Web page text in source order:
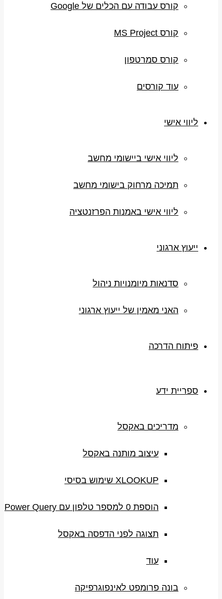
קורס עבודה עם הכלים של Google
קורס MS Project
קורס סמרטפון
עוד קורסים
ליווי אישי
ליווי אישי ביישומי מחשב
תמיכה מרחוק בישומי מחשב
ליווי אישי באמנות הפרזנטציה
ייעוץ ארגוני
סדנאות מיומנויות ניהול
האני מאמין של ייעוץ ארגוני
פיתוח הדרכה
ספריית ידע
מדריכים באקסל
עיצוב מותנה באקסל
XLOOKUP שימוש בסיסי
הוספת 0 למספר טלפון עם Power Query
תצוגה לפני הדפסה באקסל
עוד
בונה פרומפט לאינפוגרפיקה